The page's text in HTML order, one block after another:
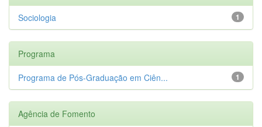
1
Sociologia
Programa
1
Programa de Pós-Graduação em Ciên...
Agência de Fomento